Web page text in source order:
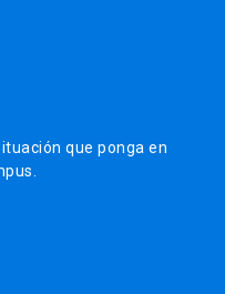
que ponga en